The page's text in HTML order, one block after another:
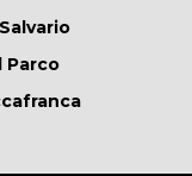
Parco